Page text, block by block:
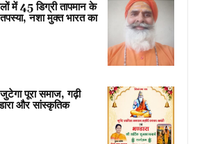
45 डिग्री तापमान के
तपस्या, नशा मुक्त भारत का
पूरा समाज, गढ़ी
और सांस्कृतिक